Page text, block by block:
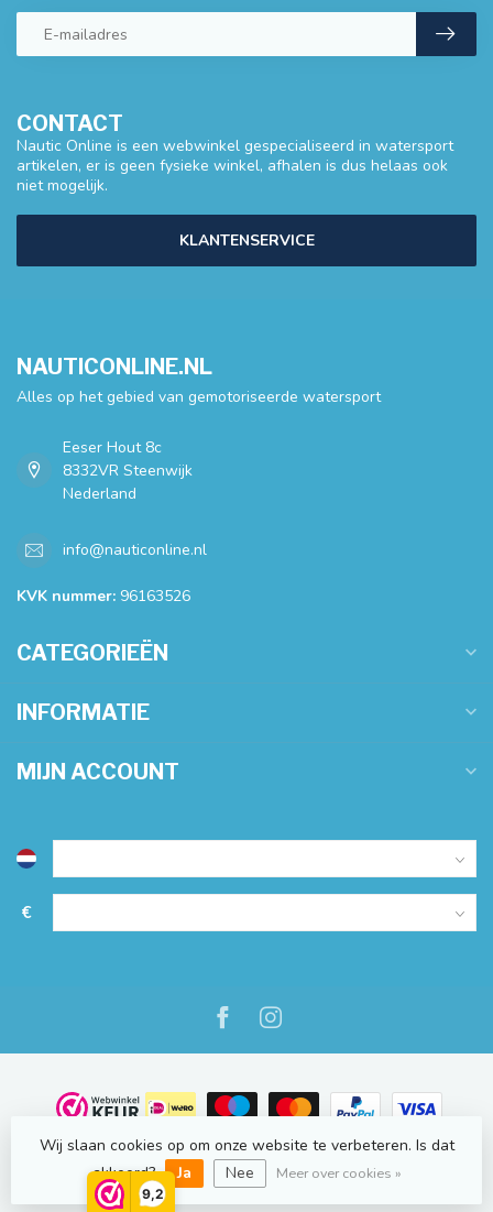
9,2
CONTACT
Nautic Online is een webwinkel gespecialiseerd in watersport
artikelen, er is geen fysieke winkel, afhalen is dus helaas ook
niet mogelijk.
KLANTENSERVICE
NAUTICONLINE.NL
Alles op het gebied van gemotoriseerde watersport
Eeser Hout 8c
8332VR Steenwijk
Nederland
info@nauticonline.nl
KVK nummer: 96163526
CATEGORIEËN
INFORMATIE
MIJN ACCOUNT
€
© Copyright 2026 NauticOnline.nl- Powered byLightspeed-
Lightspeed design
Dyvelopment
Wij slaan cookies op om onze website te verbeteren. Is dat
akkoord?
Ja Nee Meer over cookies »